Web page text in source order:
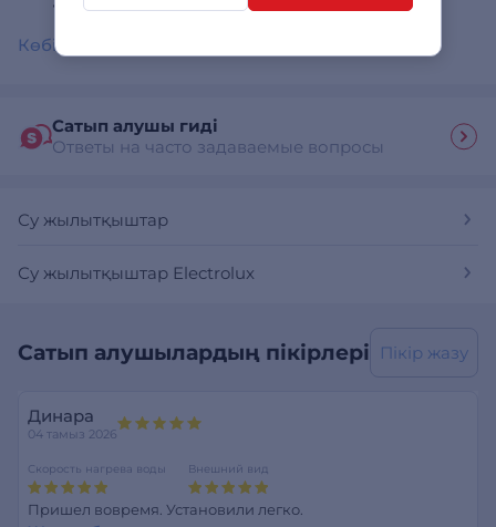
1 407 сом
Көбірек көрсету
Сатып алушы гиді
Ответы на часто задаваемые вопросы
Су жылытқыштар
Су жылытқыштар Electrolux
Сатып алушылардың пікірлері Пікір жазу
Динара
04 тамыз 2026
Скорость нагрева воды Внешний вид
Пришел вовремя. Установили легко.